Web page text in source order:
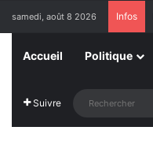
samedi, août 8 2026 Infos
Accueil Politique
Suivre